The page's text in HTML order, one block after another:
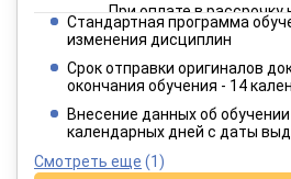
При оплате в рассрочку
2 382
При оплате в рассрочку
Стандартная программа
изменения дисциплин
Срок отправки оригиналов
окончания обучения - 14
Внесение данных об
календарных дней с даты
Смотреть еще (1)